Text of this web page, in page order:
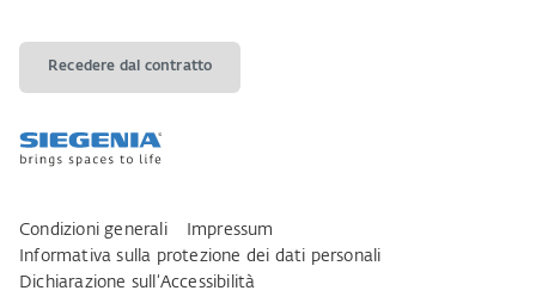
Recedere dal contratto
Condizioni generali
Impressum
Informativa sulla protezione dei dati personali
Dichiarazione sull‘Accessibilità